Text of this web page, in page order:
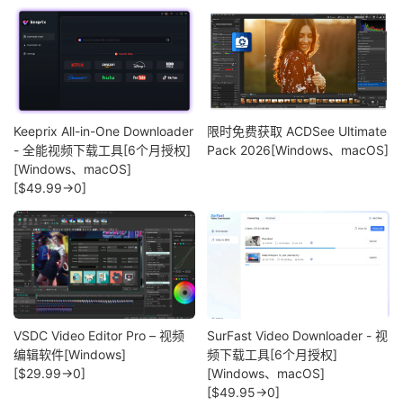
Keeprix All-in-One Downloader
- 全能视频下载工具[6个月授权]
[Windows、macOS]
[$49.99→0]
限时免费获取 ACDSee Ultimate
Pack 2026[Windows、macOS]
VSDC Video Editor Pro – 视频
编辑软件[Windows]
[$29.99→0]
SurFast Video Downloader - 视
频下载工具[6个月授权]
[Windows、macOS]
[$49.95→0]